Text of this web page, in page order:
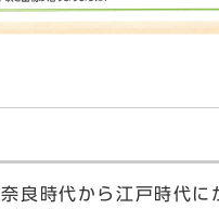
良時代から江戸時代に